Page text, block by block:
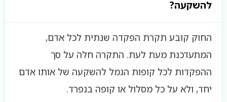
להשקעה?
החוק קובע תקרת הפקדה שנתית לכל אדם,
המתעדכנת מעת לעת. התקרה חלה על סך
ההפקדות לכל קופות הגמל להשקעה של אותו אדם
יחד, ולא על כל מסלול או קופה בנפרד.